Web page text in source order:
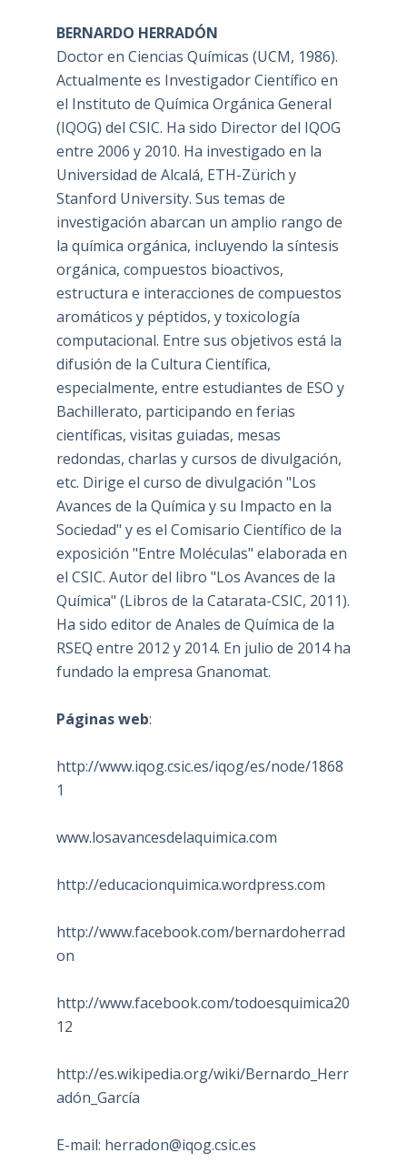
BERNARDO HERRADÓN
Doctor en Ciencias Químicas (UCM, 1986).
Actualmente es Investigador Científico en
el Instituto de Química Orgánica General
(IQOG) del CSIC. Ha sido Director del IQOG
entre 2006 y 2010. Ha investigado en la
Universidad de Alcalá, ETH-Zürich y
Stanford University. Sus temas de
investigación abarcan un amplio rango de
la química orgánica, incluyendo la síntesis
orgánica, compuestos bioactivos,
estructura e interacciones de compuestos
aromáticos y péptidos, y toxicología
computacional. Entre sus objetivos está la
difusión de la Cultura Científica,
especialmente, entre estudiantes de ESO y
Bachillerato, participando en ferias
científicas, visitas guiadas, mesas
redondas, charlas y cursos de divulgación,
etc. Dirige el curso de divulgación "Los
Avances de la Química y su Impacto en la
Sociedad" y es el Comisario Científico de la
exposición "Entre Moléculas" elaborada en
el CSIC. Autor del libro "Los Avances de la
Química" (Libros de la Catarata-CSIC, 2011).
Ha sido editor de Anales de Química de la
RSEQ entre 2012 y 2014. En julio de 2014 ha
fundado la empresa Gnanomat.
Páginas web:
http://www.iqog.csic.es/iqog/es/node/1868
1
www.losavancesdelaquimica.com
http://educacionquimica.wordpress.com
http://www.facebook.com/bernardoherrad
on
http://www.facebook.com/todoesquimica20
12
http://es.wikipedia.org/wiki/Bernardo_Herr
adón_García
E-mail: herradon@iqog.csic.es